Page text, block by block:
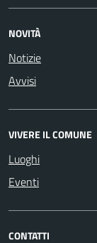
NOVITÀ
Notizie
Avvisi
VIVERE IL COMUNE
Luoghi
Eventi
CONTATTI